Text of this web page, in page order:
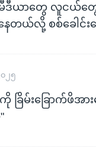
ဒီယာတွေ လူငယ်တွ
ေတယ်လို့ စစ်ခေါင်း
၂၅
ြိမ်းခြောက်ဖိအ